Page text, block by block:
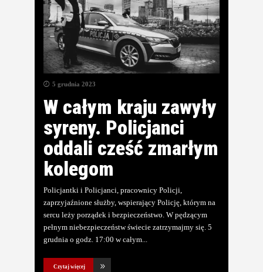
5 grudnia 2023
W całym kraju zawyły
syreny. Policjanci
oddali cześć zmarłym
kolegom
Policjantki i Policjanci, pracownicy Policji,
zaprzyjaźnione służby, wspierający Policję, którym na
sercu leży porządek i bezpieczeństwo. W pędzącym
pełnym niebezpieczeństw świecie zatrzymajmy się. 5
grudnia o godz. 17:00 w całym
Czytaj więcej